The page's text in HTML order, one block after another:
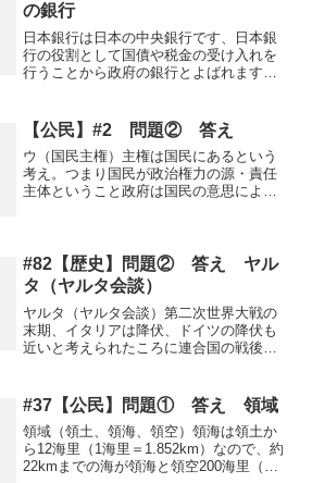
の銀行
日本銀行は日本の中央銀行です、日本銀
行の役割として国債や税金の受け入れを
行うことから政府の銀行とよばれます記
【公民】#2 問題② 答え
ウ（国民主権）主権は国民にあるという
考え。つまり国民が政治権力の源・責任
主体ということ政府は国民の意思により
#82【歴史】問題② 答え ヤル
タ（ヤルタ会談）
ヤルタ（ヤルタ会談）第二次世界大戦の
末期、イタリアは降伏、ドイツの降伏も
近いと考えられたころに連合国の戦後処
ローズベルト、ソ連首相スターリンなど
が参加したクリミア半島南...
#37【公民】問題① 答え 領域
領域（領土、領海、領空）領海は領土か
ら12海里（1海里＝1.852km）なので、約
22kmまでの海が領海と領空200海里（約